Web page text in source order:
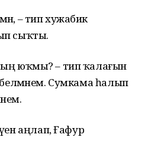
– тип хужабикә
сыҡты.
юҡмы? – тип ҡалағын
белмәнем. Сумкама һалып
аңлап, Ғафур